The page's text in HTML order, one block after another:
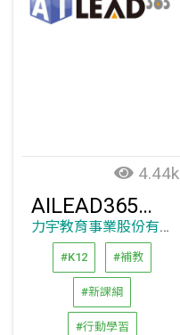
4.44k
AILEAD365線上教學平臺(測評、影片、分析、診斷,小中高教學整合管理系統)
力宇教育事業股份有限公司
#K12 #補教
#新課綱
#行動學習